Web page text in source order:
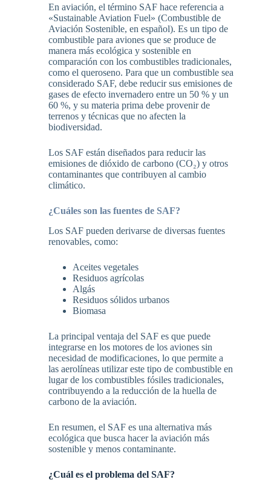
En aviación, el término SAF hace referencia a
«Sustainable Aviation Fuel» (Combustible de
Aviación Sostenible, en español). Es un tipo de
combustible para aviones que se produce de
manera más ecológica y sostenible en
comparación con los combustibles tradicionales,
como el queroseno. Para que un combustible sea
considerado SAF, debe reducir sus emisiones de
gases de efecto invernadero entre un 50 % y un
60 %, y su materia prima debe provenir de
terrenos y técnicas que no afecten la
biodiversidad.
Los SAF están diseñados para reducir las
emisiones de dióxido de carbono (CO₂) y otros
contaminantes que contribuyen al cambio
climático.
¿Cuáles son las fuentes de SAF?
Los SAF pueden derivarse de diversas fuentes
renovables, como:
Aceites vegetales
Residuos agrícolas
Algás
Residuos sólidos urbanos
Biomasa
La principal ventaja del SAF es que puede
integrarse en los motores de los aviones sin
necesidad de modificaciones, lo que permite a
las aerolíneas utilizar este tipo de combustible en
lugar de los combustibles fósiles tradicionales,
contribuyendo a la reducción de la huella de
carbono de la aviación.
En resumen, el SAF es una alternativa más
ecológica que busca hacer la aviación más
sostenible y menos contaminante.
¿Cuál es el problema del SAF?